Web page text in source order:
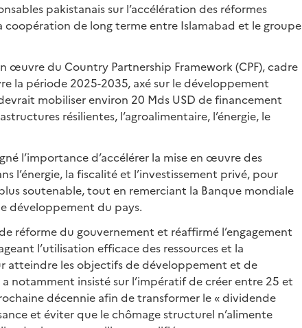
pakistanais sur l’accélération des réformes
de long terme entre Islamabad et le groupe
œuvre du Country Partnership Framework (CPF), cadre
la période 2025-2035, axé sur le développement
mobiliser environ 20 Mds USD de financement
résilientes, l’agroalimentaire, l’énergie, le
l’importance d’accélérer la mise en œuvre des
l’énergie, la fiscalité et l’investissement privé, pour
soutenable, tout en remerciant la Banque mondiale
développement du pays.
réforme du gouvernement et réaffirmé l’engagement
l’utilisation efficace des ressources et la
atteindre les objectifs de développement et de
notamment insisté sur l’impératif de créer entre 25 et
décennie afin de transformer le « dividende
et éviter que le chômage structurel n’alimente